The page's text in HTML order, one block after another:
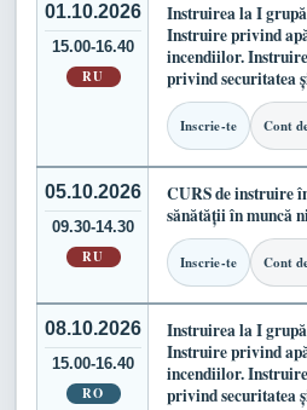
01.10.2026
15.00-16.40
RU
Instruirea la I
Instruire privind
incendiilor.
privind securitatea
Inscrie-te Cont
05.10.2026
09.30-14.30
RU
CURS de instruire
sănătății în muncă
Inscrie-te Cont
08.10.2026
15.00-16.40
RO
Instruirea la I
Instruire privind
incendiilor.
privind securitatea